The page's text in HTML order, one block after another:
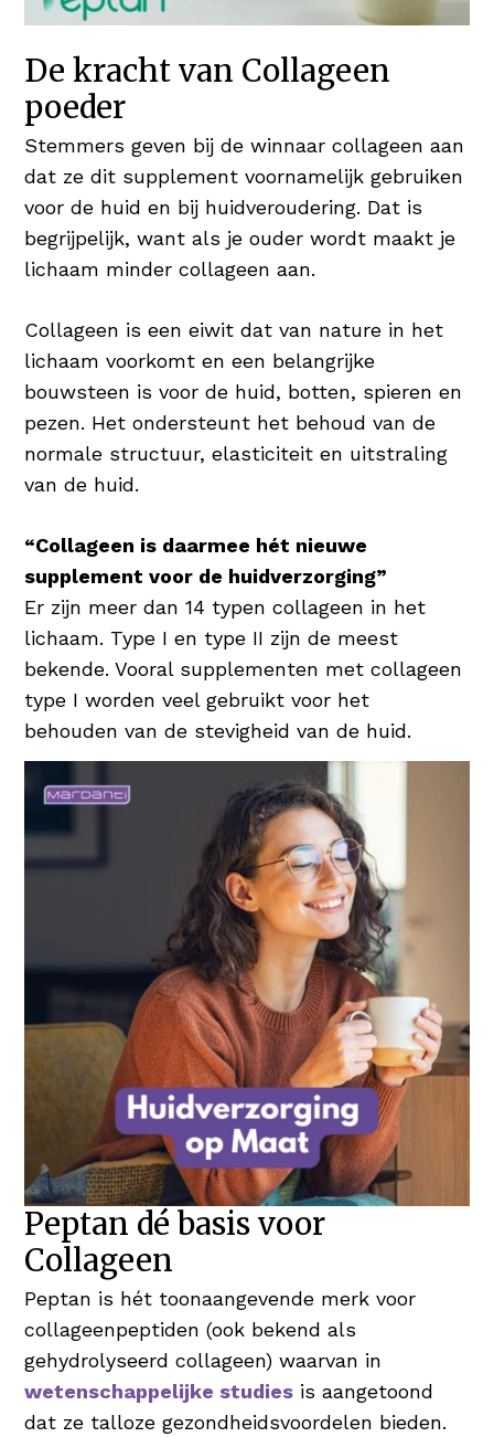
nagels. Daarnaast is het goed voor
sterk en in topconditie Wie wil er nu niet
vol & glanzend haar 😉
Koper voor Pigmentatie
Koper is een nuttig mineraal en heeft een
positief resultaat op huid en haar. Koper
bevordert de normale pigmentatie van de
Hyaluronzuur als Vochtinbrenger
Hyaluronzuur is booming! Verschillende
verzorgingsproducten bieden het
geweldige bestandsdeel aan in serums
en/of daghydratatie. Hyaluronzuur is een
keer zijn gewicht in water kan dragen,
waardoor de huid wordt gehydrateerd en
beschermd. Een uitstekende
vochtinbrenger dus voor elke huidconditie!
De kracht van Collageen
poeder
Stemmers geven bij de winnaar collageen aan
dat ze dit supplement voornamelijk gebruiken
voor de huid en bij huidveroudering. Dat is
begrijpelijk, want als je ouder wordt maakt je
lichaam minder collageen aan.
Collageen is een eiwit dat van nature in het
lichaam voorkomt en een belangrijke
bouwsteen is voor de huid, botten, spieren en
pezen. Het ondersteunt het behoud van de
normale structuur, elasticiteit en uitstraling
van de huid.
“Collageen is daarmee hét nieuwe
supplement voor de huidverzorging”
Er zijn meer dan 14 typen collageen in het
lichaam. Type I en type II zijn de meest
bekende. Vooral supplementen met collageen
type I worden veel gebruikt voor het
behouden van de stevigheid van de huid.
Peptan dé basis voor
Collageen
Peptan is hét toonaangevende merk voor
collageenpeptiden (ook bekend als
gehydrolyseerd collageen) waarvan in
wetenschappelijke studies is aangetoond
dat ze talloze gezondheidsvoordelen bieden.